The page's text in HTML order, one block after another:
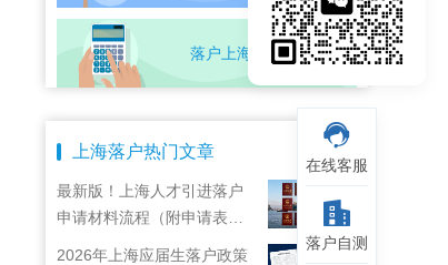
落户上海条件自测
上海落户热门文章
最新版！上海人才引进落户
申请材料流程（附申请表下
2026年上海应届生落户政策
在线客服
落户自测